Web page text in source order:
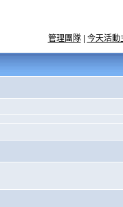
管理團隊| 今天活動